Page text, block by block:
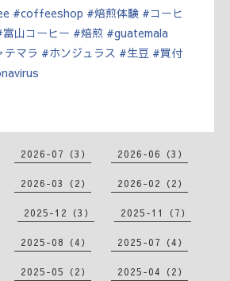
#coffeeshop #焙煎体験 #コーヒ
富山コーヒー #焙煎 #guatemala
テマラ #ホンジュラス #生豆 #買付
2026-07（3） 2026-06（3）
2026-03（2） 2026-02（2）
2025-12（3） 2025-11（7）
2025-08（4） 2025-07（4）
2025-05（2） 2025-04（2）